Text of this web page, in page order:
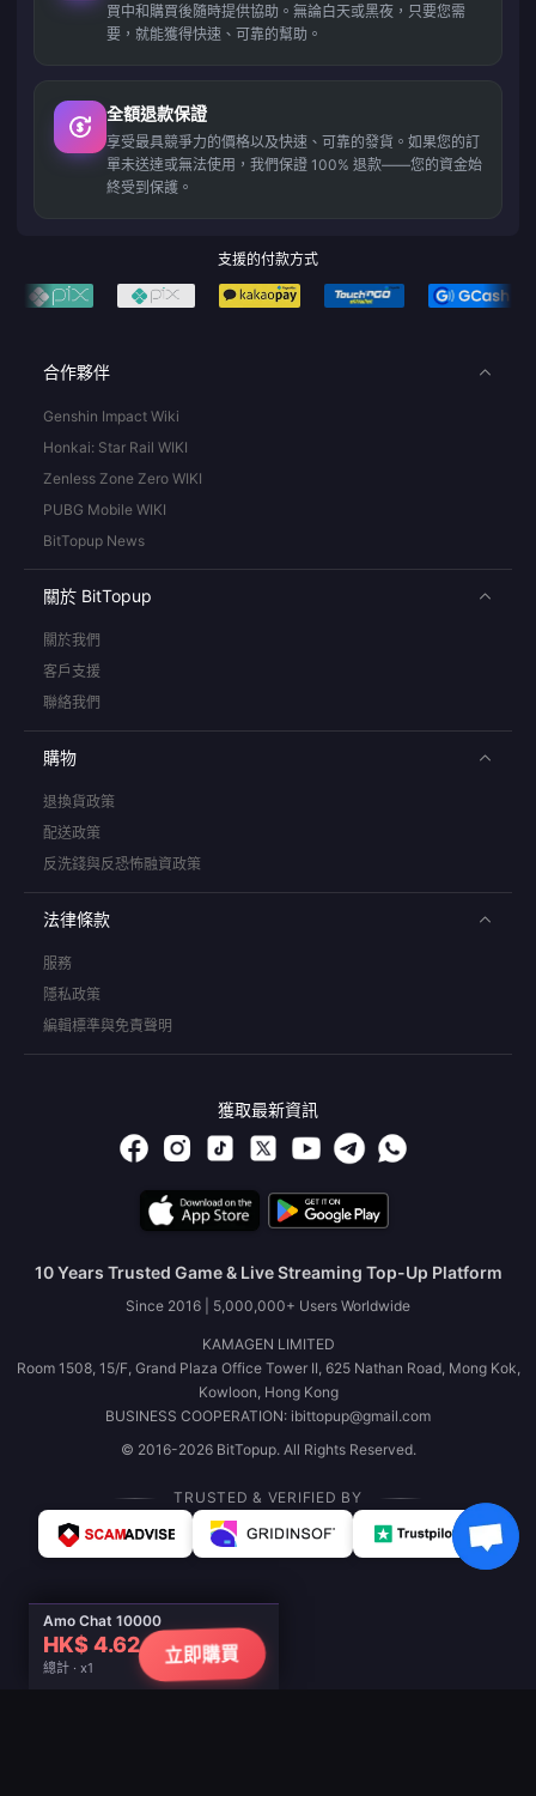
Amo Chat 10000
HK$ 4.62
總計 · x1
立即購買
買中和購買後隨時提供協助。無論白天或黑夜，只要您需
要，就能獲得快速、可靠的幫助。
全額退款保證
享受最具競爭力的價格以及快速、可靠的發貨。如果您的訂
單未送達或無法使用，我們保證 100% 退款——您的資金始
終受到保護。
支援的付款方式
合作夥伴
Genshin Impact Wiki
Honkai: Star Rail WIKI
Zenless Zone Zero WIKI
PUBG Mobile WIKI
BitTopup News
關於 BitTopup
關於我們
客戶支援
聯絡我們
購物
退換貨政策
配送政策
反洗錢與反恐怖融資政策
法律條款
服務
隱私政策
編輯標準與免責聲明
獲取最新資訊
10 Years Trusted Game & Live Streaming Top-Up Platform
Since 2016 | 5,000,000+ Users Worldwide
KAMAGEN LIMITED
Room 1508, 15/F, Grand Plaza Office Tower II, 625 Nathan Road, Mong Kok,
Kowloon, Hong Kong
BUSINESS COOPERATION: ibittopup@gmail.com
© 2016-2026 BitTopup. All Rights Reserved.
TRUSTED & VERIFIED BY